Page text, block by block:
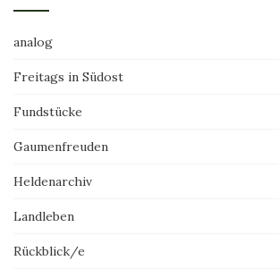
analog
Freitags in Südost
Fundstücke
Gaumenfreuden
Heldenarchiv
Landleben
Rückblick/e